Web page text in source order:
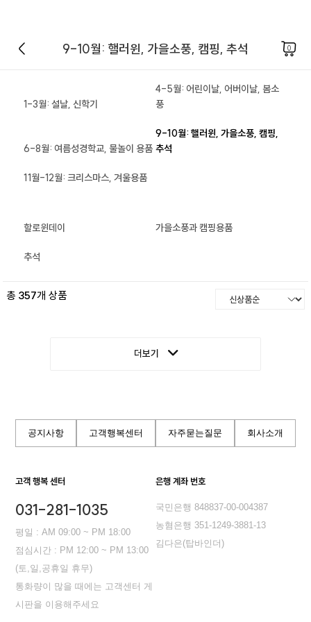
9-10월: 핼러윈, 가을소풍, 캠핑, 추석 0
1-3월: 설날, 신학기
4-5월: 어린이날, 어버이날, 봄소
풍
6-8월: 여름성경학교, 물놀이 용품
9-10월: 핼러윈, 가을소풍, 캠핑,
추석
11월-12월: 크리스마스, 겨울용품
할로윈데이 가을소풍과 캠핑용품
추석
총 357개 상품
더보기
공지사항 고객행복센터 자주묻는질문 회사소개
고객 행복 센터
031-281-1035
평일 : AM 09:00 ~ PM 18:00
점심시간 : PM 12:00 ~ PM 13:00
(토,일,공휴일 휴무)
통화량이 많을 때에는 고객센터 게
시판을 이용해주세요
은행 계좌 번호
국민은행 848837-00-004387
농혐은행 351-1249-3881-13
김다은(탑바인더)